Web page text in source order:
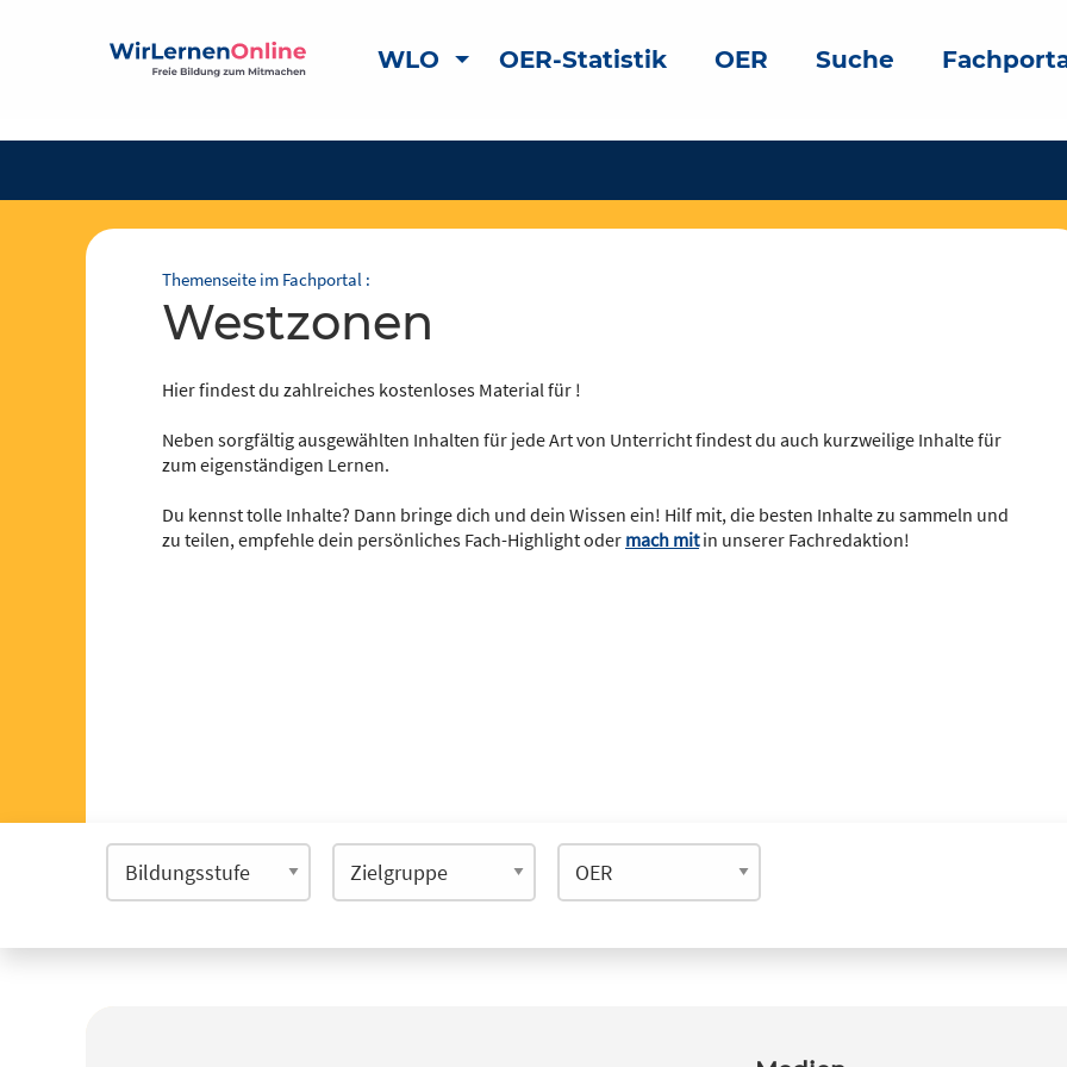
WLO OER-Statistik OER Suche
Themenseite im Fachportal :
Westzonen
Hier findest du zahlreiches kostenloses Material für !
Neben sorgfältig ausgewählten Inhalten für jede Art von Unterricht findest du auch kurzweilige Inhalte für
zum eigenständigen Lernen.
Du kennst tolle Inhalte? Dann bringe dich und dein Wissen ein! Hilf mit, die besten Inhalte zu sammeln und
zu teilen, empfehle dein persönliches Fach-Highlight oder mach mitin unserer Fachredaktion!